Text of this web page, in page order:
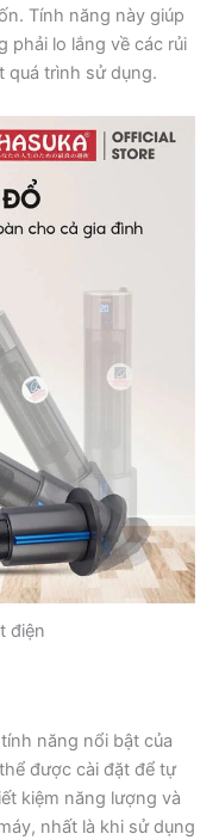
Tính năng này giúp
phải lo lắng về các rủi
quá trình sử dụng.
điện
năng nổi bật của
được cài đặt để tự
kiệm năng lượng và
nhất là khi sử dụng